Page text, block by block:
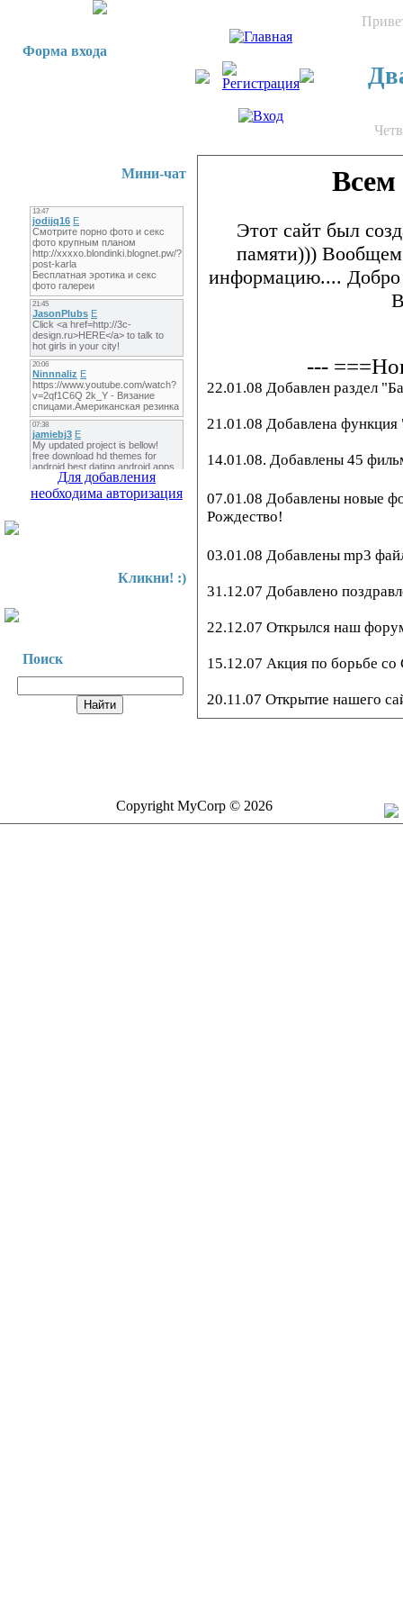
Форма входа
Мини-чат
Для добавления
необходима авторизация
Кликни! :)
Поиск
Этот сайт был
памяти)))
информацию.... Добро
---
22.01.08 Добавлен раздел
21.01.08 Добавлена
14.01.08. Добавлены 45
07.01.08 Добавлены новые
Рождество!
03.01.08 Добавлены mp3
31.12.07 Добавлено
22.12.07 Открылся наш
15.12.07 Акция по борьбе
20.11.07 Открытие нашего
Copyright MyCorp © 2026